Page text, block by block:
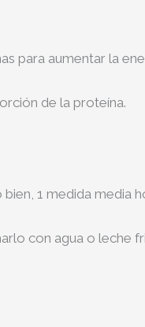
para aumentar la
de la proteína.
1 medida media
con agua o leche